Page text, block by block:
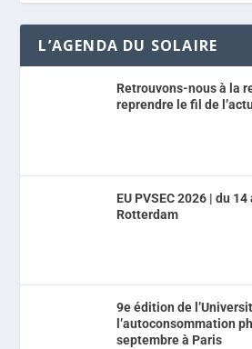
L’AGENDA DU SOLAIRE
Retrouvons-nous à la
reprendre le fil de
EU PVSEC 2026 | du
Rotterdam
9e édition de
l’autoconsommation
septembre à Paris